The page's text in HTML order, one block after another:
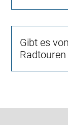
Gibt es